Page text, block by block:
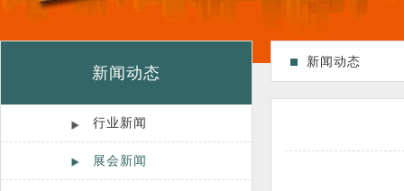
新闻动态
行业新闻
展会新闻
新闻动态